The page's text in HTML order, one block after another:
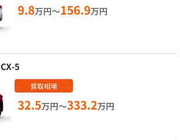
9.8万円～156.9万円
CX-5
買取相場
32.5万円～333.2万円